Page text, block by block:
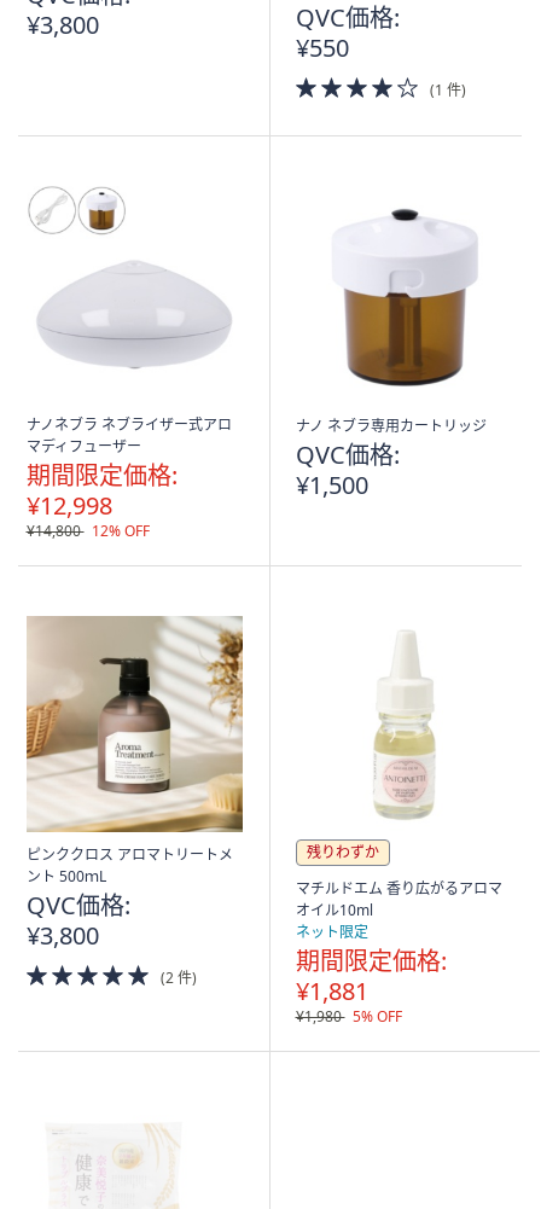
¥3,800
QVC価格:
¥550
4.0
of
(1 件)
ナノネブラ ネブライザー式アロ
マディフューザー
期間限定価格:
¥12,998
¥14,800 12% OFF
ナノ ネブラ専用カートリッジ
QVC価格:
¥1,500
ピンククロス アロマトリートメ
ント 500ｍL
QVC価格:
¥3,800
5.0
of
(2 件)
残りわずか
マチルドエム 香り広がるアロマ
オイル10ml
ネット限定
期間限定価格:
¥1,881
¥1,980 5% OFF